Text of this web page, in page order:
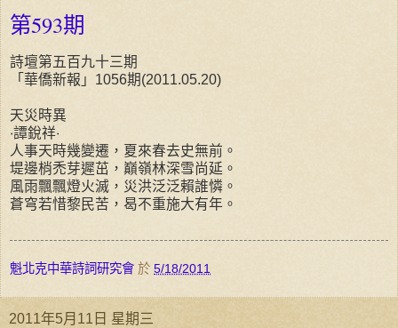
第593期
詩壇第五百九十三期
「華僑新報」1056期(2011.05.20)
天災時異
‧譚銳祥‧
人事天時幾變遷，夏來春去史無前。
堤邊梢禿芽遲茁，巔嶺林深雪尚延。
風雨飄飄燈火滅，災洪泛泛賴誰憐。
蒼穹若惜黎民苦，曷不重施大有年。
魁北克中華詩詞研究會 於 5/18/2011
2011年5月11日 星期三